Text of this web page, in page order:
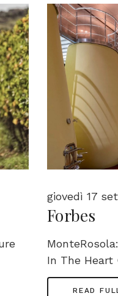
giovedì 17
Forbes
In The Heart
READ